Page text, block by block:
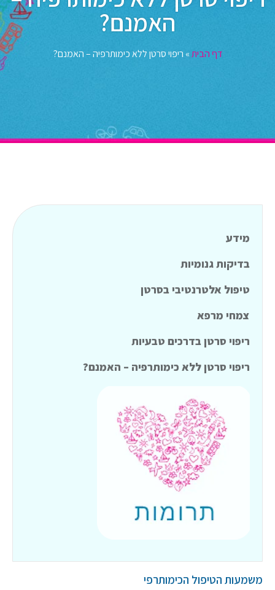
האמנם?
דף הבית» ריפוי סרטן ללא כימותרפיה – האמנם?
מידע
בדיקות גנומיות
טיפול אלטרנטיבי בסרטן
צמחי מרפא
ריפוי סרטן בדרכים טבעיות
ריפוי סרטן ללא כימותרפיה – האמנם?
משמעות הטיפול הכימותרפי